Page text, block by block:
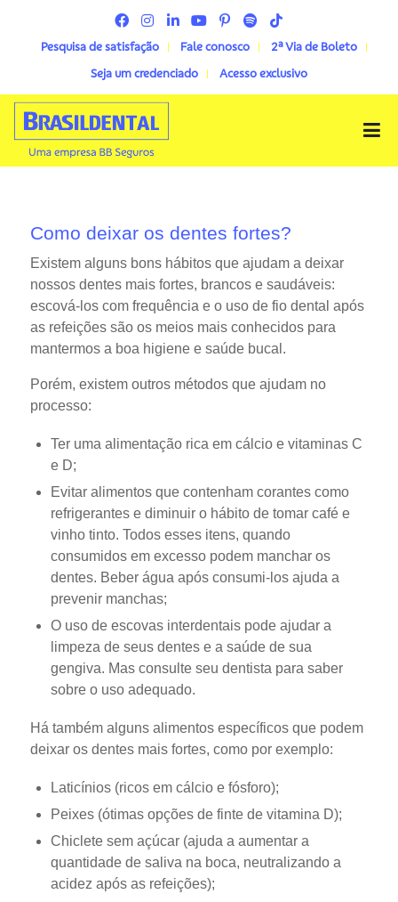
Pesquisa de satisfação Fale conosco
2ª Via de Boleto
Seja um credenciado
Acesso exclusivo
Menu
Como deixar os dentes fortes?
Existem alguns bons hábitos que ajudam a deixar
nossos dentes mais fortes, brancos e saudáveis:
escová-los com frequência e o uso de fio dental após
as refeições são os meios mais conhecidos para
mantermos a boa higiene e saúde bucal.
Porém, existem outros métodos que ajudam no
processo:
Ter uma alimentação rica em cálcio e vitaminas C
e D;
Evitar alimentos que contenham corantes como
refrigerantes e diminuir o hábito de tomar café e
vinho tinto. Todos esses itens, quando
consumidos em excesso podem manchar os
dentes. Beber água após consumi-los ajuda a
prevenir manchas;
O uso de escovas interdentais pode ajudar a
limpeza de seus dentes e a saúde de sua
gengiva. Mas consulte seu dentista para saber
sobre o uso adequado.
Há também alguns alimentos específicos que podem
deixar os dentes mais fortes, como por exemplo:
Laticínios (ricos em cálcio e fósforo);
Peixes (ótimas opções de finte de vitamina D);
Chiclete sem açúcar (ajuda a aumentar a
quantidade de saliva na boca, neutralizando a
acidez após as refeições);